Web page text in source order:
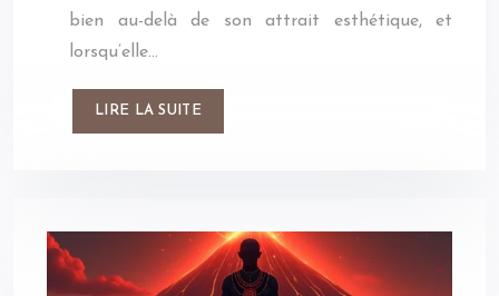
bien au-delà de son attrait esthétique, et
lorsqu’elle…
LIRE LA SUITE